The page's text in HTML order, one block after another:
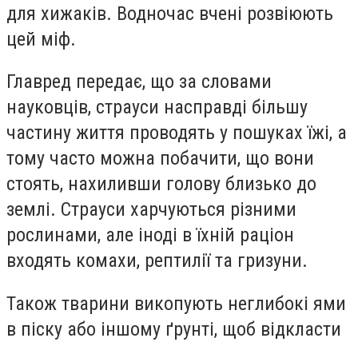
для хижаків. Водночас вчені розвіюють
цей міф.
Главред передає, що за словами
науковців, страуси насправді більшу
частину життя проводять у пошуках їжі, а
тому часто можна побачити, що вони
стоять, нахиливши голову близько до
землі. Страуси харчуються різними
рослинами, але іноді в їхній раціон
входять комахи, рептилії та гризуни.
Також тварини викопують неглибокі ями
в піску або іншому ґрунті, щоб відкласти